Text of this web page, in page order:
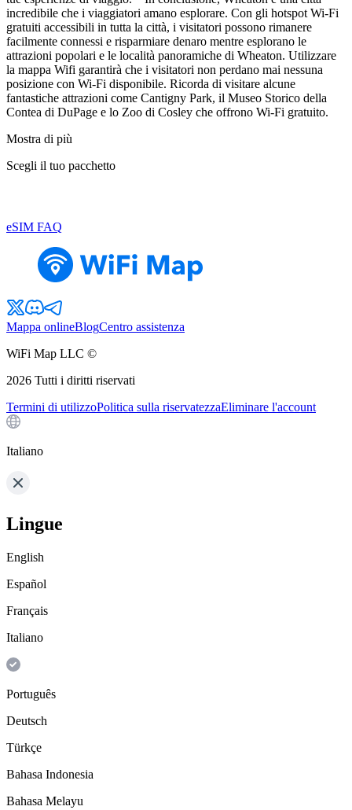
incredibile che i viaggiatori amano esplorare. Con gli hotspot Wi-Fi
gratuiti accessibili in tutta la città, i visitatori possono rimanere
facilmente connessi e risparmiare denaro mentre esplorano le
attrazioni popolari e le località panoramiche di Wheaton. Utilizzare
la mappa Wifi garantirà che i visitatori non perdano mai nessuna
posizione con Wi-Fi disponibile. Ricorda di visitare alcune
fantastiche attrazioni come Cantigny Park, il Museo Storico della
Contea di DuPage e lo Zoo di Cosley che offrono Wi-Fi gratuito.
Mostra di più
Scegli il tuo pacchetto
eSIM FAQ
Mappa onlineBlogCentro assistenza
WiFi Map LLC ©
2026 Tutti i diritti riservati
Termini di utilizzoPolitica sulla riservatezzaEliminare l'account
Italiano
Lingue
English
Español
Français
Italiano
Português
Deutsch
Türkçe
Bahasa Indonesia
Bahasa Melayu